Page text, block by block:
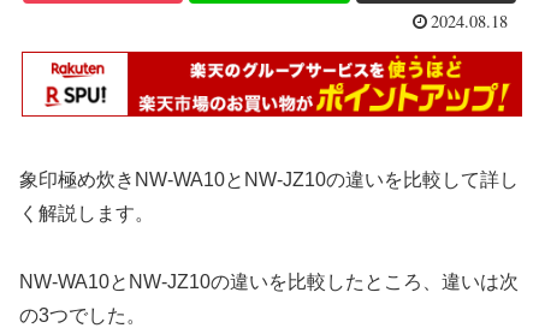
2024.08.18
象印極め炊きNW-WA10とNW-JZ10の違いを比較して詳し
く解説します。
NW-WA10とNW-JZ10の違いを比較したところ、違いは次
の3つでした。